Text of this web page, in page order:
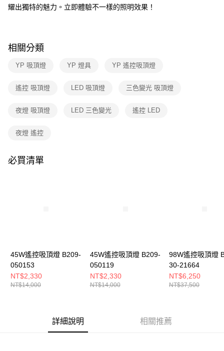
２．便利：只要手機號碼，簡訊認證，即可結帳。
結帳頁面，進行簡訊認證並確認金額後，即可完成結帳。
３．收到繳費通知簡訊後14天內，點擊此簡訊中的連結，可透過四大超商／
※ 請注意：結帳手續完成當下不需立刻繳費，但若您需要取消訂單，請聯絡
※ 交易是否成功請以「AFTEE先享後付 」之結帳頁面顯示為準，若有關於
客戶支援中心」
１．透過由恩沛科技股份有限公司提供之「AFTEE先享後付」服務完成之交
５．嚴禁一人註冊多個帳號或使用他人資訊註冊。若發現惡意使用之情形，
恩沛科技股份有限公司將有權停止該用戶之使用額度並採取法律行動。
耀出獨特的魅力。立即體驗不一樣的照明效果！
相關分類
YP 吸頂燈 YP 燈具 YP 遙控吸頂燈
遙控 吸頂燈 LED 吸頂燈 三色變光 吸頂燈
夜燈 吸頂燈 LED 三色變光 遙控 LED
夜燈 遙控
必買清單
45W遙控吸頂燈 B209-
050153
NT$2,330
NT$14,000
45W遙控吸頂燈 B209-
050119
NT$2,330
NT$14,000
98W遙控吸頂燈
30-21664
NT$6,250
NT$37,500
詳細說明 相關推薦